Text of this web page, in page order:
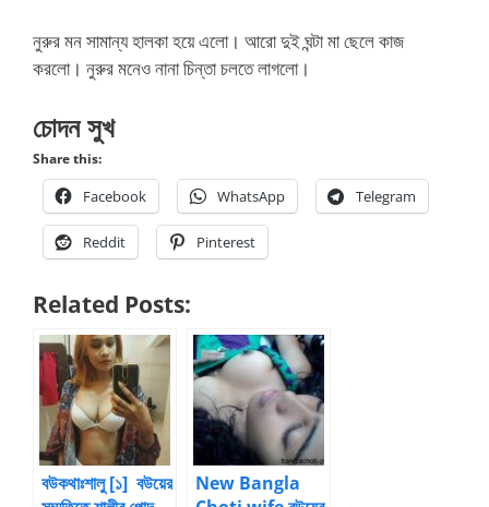
নুরুর মন সামান্য হালকা হয়ে এলো। আরো দুই ঘন্টা মা ছেলে কাজ
করলো। নুরুর মনেও নানা চিন্তা চলতে লাগলো।
চোদন সুখ
Share this:
Facebook WhatsApp Telegram
Reddit Pinterest
Related Posts:
বউকথাঃশালু [১] বউয়ের
New Bangla